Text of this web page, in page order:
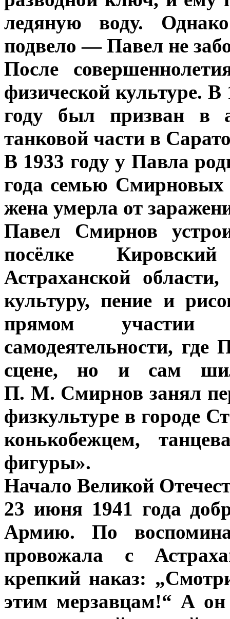
ледяную воду.
подвело — Павел не
После
физической культуре.
году был призван в
танковой части в
В 1933 году у Павла
года семью Смирновых
жена умерла от
Павел Смирнов
посёлке
Астраханской
культуру, пение и
прямом
самодеятельности,
сцене, но и сам
П. М. Смирнов занял
физкультуре в городе
конькобежцем,
фигуры».
Начало Великой
23 июня 1941 года
Армию. По
провожала с
крепкий наказ:
этим мерзавцам!“ А